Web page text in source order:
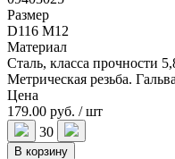
Размер
D116 M12
Материал
Сталь, класса прочности
Метрическая резьба.
Цена
179.00 руб. / шт
30
В корзину